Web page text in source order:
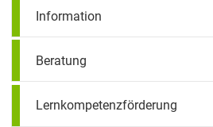
Information
Beratung
Lernkompetenzförderung